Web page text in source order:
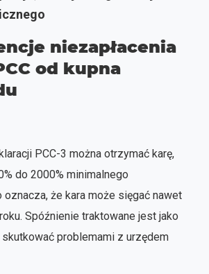
niezapłacenia
od kupna
PCC-3 można otrzymać karę,
do 2000% minimalnego
oznacza, że kara może sięgać nawet
Spóźnienie traktowane jest jako
problemami z urzędem